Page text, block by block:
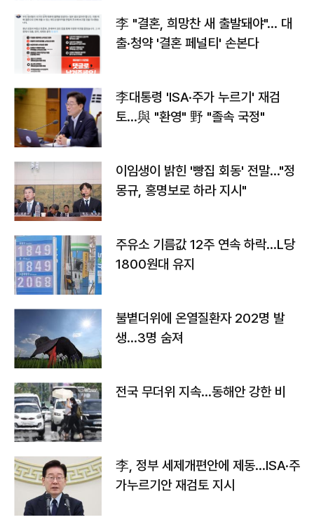
李 "결혼, 희망찬 새 출발돼야"… 대
출·청약 '결혼 페널티' 손본다
李대통령 'ISA·주가 누르기' 재검
토…與 "환영" 野 "졸속 국정"
이임생이 밝힌 '빵집 회동' 전말…"정
몽규, 홍명보로 하라 지시"
주유소 기름값 12주 연속 하락…L당
1800원대 유지
불볕더위에 온열질환자 202명 발
생…3명 숨져
전국 무더위 지속…동해안 강한 비
李, 정부 세제개편안에 제동…ISA·주
가누르기안 재검토 지시